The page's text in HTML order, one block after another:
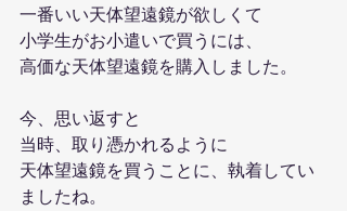
一番いい天体望遠鏡が欲しくて
小学生がお小遣いで買うには、
高価な天体望遠鏡を購入しました。
今、思い返すと
当時、取り憑かれるように
天体望遠鏡を買うことに、執着してい
ましたね。